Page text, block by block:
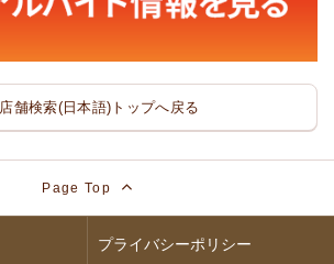
店舗検索(日本語)トップへ戻る
Page Top
プライバシーポリシー